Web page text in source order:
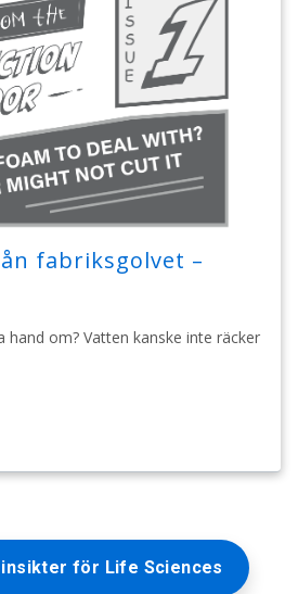
fabriksgolvet –
hand om? Vatten kanske inte räcker
insikter för Life Sciences